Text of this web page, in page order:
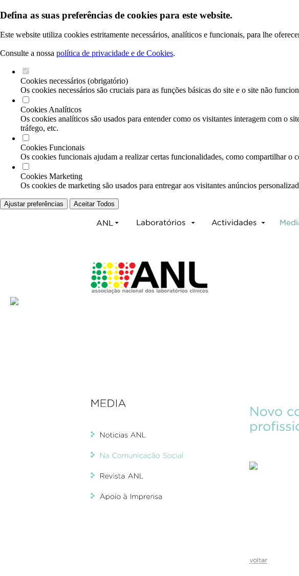
Defina as suas preferências de cookies para este website.
Este website utiliza cookies estritamente necessários, analíticos e funcionais, para lhe
Consulte a nossa política de privacidade e de Cookies.
Cookies necessários (obrigatório)
Os cookies necessários são cruciais para as funções básicas do site e o site não
Cookies Analíticos
Os cookies analíticos são usados para entender como os visitantes interagem com o
tráfego, etc.
Cookies Funcionais
Os cookies funcionais ajudam a realizar certas funcionalidades, como compartilhar o
Cookies Marketing
Os cookies de marketing são usados para entregar aos visitantes anúncios
Ajustar preferências Aceitar Todos